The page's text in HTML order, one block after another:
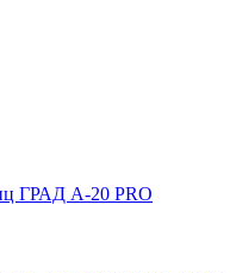
ГРАД A-20 PRO